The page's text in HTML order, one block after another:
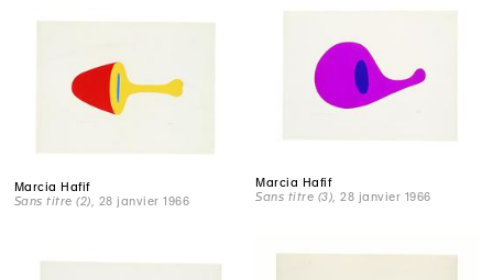
Marcia Hafif
Sans titre (2) , 28 janvier 1966
Marcia Hafif
Sans titre (3) , 28 janvier 1966